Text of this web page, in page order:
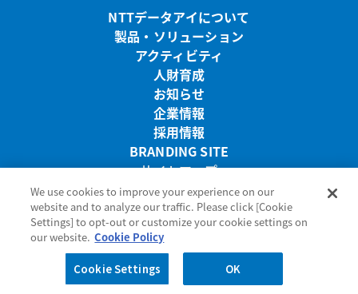
BRANDING SITEページを新しいウインドウで開きます
リンク・免責事項
プライバシーポリシー サイトのご利用条件
メニューを閉じる
NTTデータアイについて
製品・ソリューション
アクティビティ
人財育成
お知らせ
企業情報
採用情報
BRANDING SITE
サイトマップ
リンク・免責事項
プライバシーポリシー
サイトのご利用条件
お問い合わせ
We use cookies to improve your experience on our
website and to analyze our traffic. Please click [Cookie
Settings] to opt-out or customize your cookie settings on
our website. Cookie Policy
Cookie Settings OK